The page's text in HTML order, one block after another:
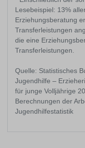
Lesebeispiel: 13%
Erziehungsberatung
Transferleistungen
die eine
Transferleistungen.
Quelle: Statistisches
Jugendhilfe –
für junge Volljährige
Berechnungen der
Jugendhilfestatistik